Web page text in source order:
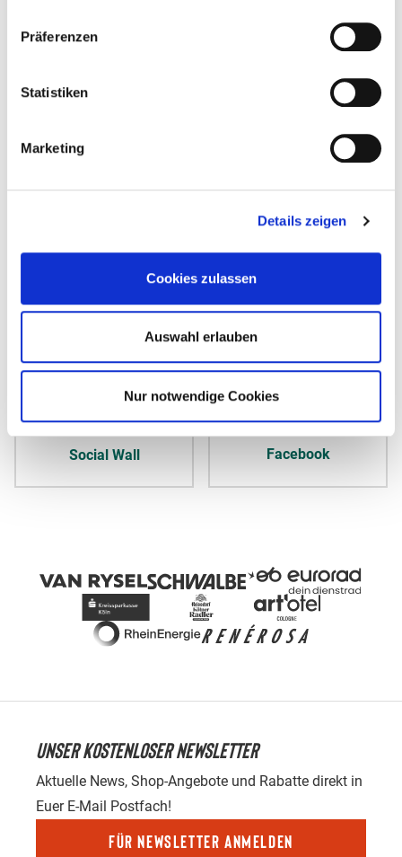
Präferenzen
Statistiken
Marketing
Details zeigen
Cookies zulassen
Auswahl erlauben
Nur notwendige Cookies
SOCIAL MEDIA
Strava YouTube
Social Wall Facebook
UNSER KOSTENLOSER NEWSLETTER
Aktuelle News, Shop-Angebote und Rabatte direkt in
Euer E-Mail Postfach!
Für Newsletter anmelden